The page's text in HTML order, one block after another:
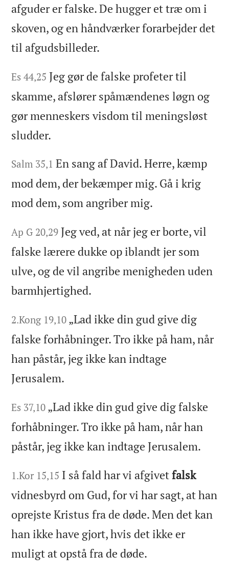
afguder er falske. De hugger et træ om i
skoven, og en håndværker forarbejder det
til afgudsbilleder.
Es 44,25 Jeg gør de falske profeter til
skamme, afslører spåmændenes løgn og
gør menneskers visdom til meningsløst
sludder.
Salm 35,1 En sang af David. Herre, kæmp
mod dem, der bekæmper mig. Gå i krig
mod dem, som angriber mig.
Ap G 20,29 Jeg ved, at når jeg er borte, vil
falske lærere dukke op iblandt jer som
ulve, og de vil angribe menigheden uden
barmhjertighed.
2.Kong 19,10 „Lad ikke din gud give dig
falske forhåbninger. Tro ikke på ham, når
han påstår, jeg ikke kan indtage
Jerusalem.
Es 37,10 „Lad ikke din gud give dig falske
forhåbninger. Tro ikke på ham, når han
påstår, jeg ikke kan indtage Jerusalem.
1.Kor 15,15 I så fald har vi afgivetfalsk
vidnesbyrd om Gud, for vi har sagt, at han
oprejste Kristus fra de døde. Men det kan
han ikke have gjort, hvis det ikke er
muligt at opstå fra de døde.